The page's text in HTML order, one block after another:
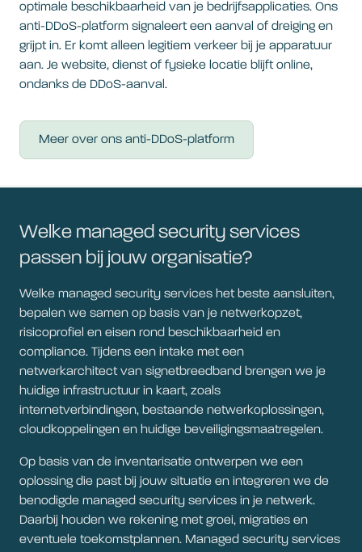
optimale beschikbaarheid van je bedrijfsapplicaties. Ons
anti-DDoS-platform signaleert een aanval of dreiging en
grijpt in. Er komt alleen legitiem verkeer bij je apparatuur
aan. Je website, dienst of fysieke locatie blijft online,
ondanks de DDoS-aanval.
Meer over ons anti-DDoS-platform
Welke managed security services
passen bij jouw organisatie?
Welke managed security services het beste aansluiten,
bepalen we samen op basis van je netwerkopzet,
risicoprofiel en eisen rond beschikbaarheid en
compliance. Tijdens een intake met een
netwerkarchitect van signetbreedband brengen we je
huidige infrastructuur in kaart, zoals
internetverbindingen, bestaande netwerkoplossingen,
cloudkoppelingen en huidige beveiligingsmaatregelen.
Op basis van de inventarisatie ontwerpen we een
oplossing die past bij jouw situatie en integreren we de
benodigde managed security services in je netwerk.
Daarbij houden we rekening met groei, migraties en
eventuele toekomstplannen. Managed security services